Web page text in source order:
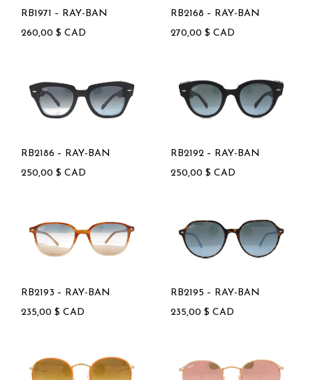
RB1971 – RAY-BAN
260,00 $ CAD
RB2168 – RAY-BAN
270,00 $ CAD
RB2186 – RAY-BAN
250,00 $ CAD
RB2192 – RAY-BAN
250,00 $ CAD
RB2193 – RAY-BAN
235,00 $ CAD
RB2195 – RAY-BAN
235,00 $ CAD